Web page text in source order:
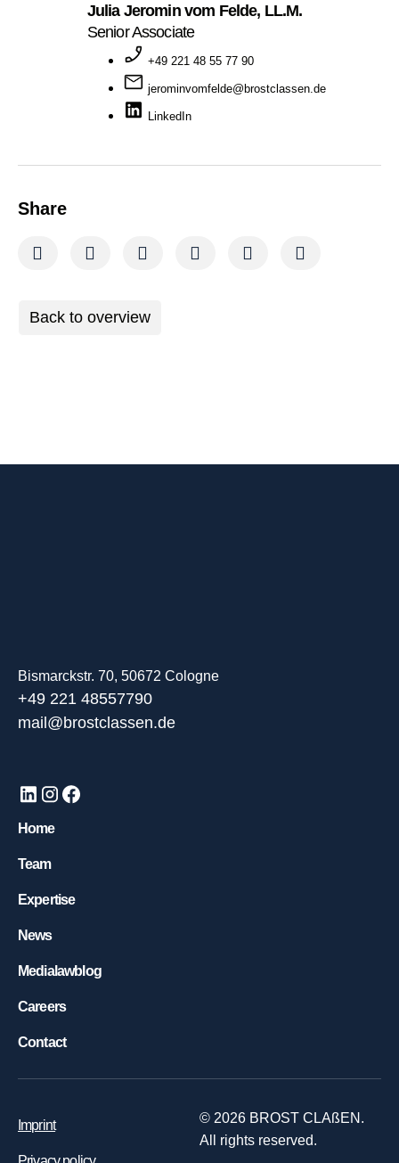
Julia Jeromin vom Felde, LL.M.
Senior Associate
+49 221 48 55 77 90
jerominvomfelde@brostclassen.de
LinkedIn
Share
Back to overview
Bismarckstr. 70, 50672 Cologne
+49 221 48557790
mail@brostclassen.de
Home
Team
Expertise
News
Medialawblog
Careers
Contact
© 2026 BROST CLAßEN.
All rights reserved.
Imprint